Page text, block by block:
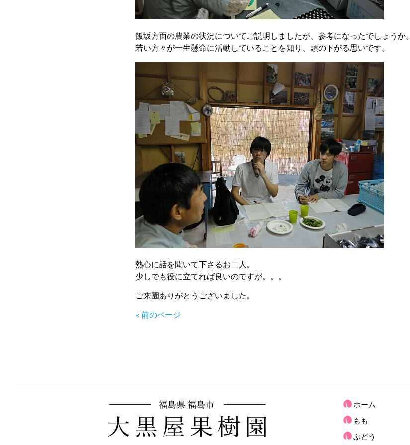
飯坂方面の農業の状況についてご説明しましたが、参考になったでしょうか。
若い方々が一生懸命に活動していることを知り、頭の下がる思いです。
熱心に話を聞いて下さるお二人。
少しでも役に立てれば良いのですが。。。
ご来園ありがとうございました。
« 前のページ
ホーム
もも
ぶどう